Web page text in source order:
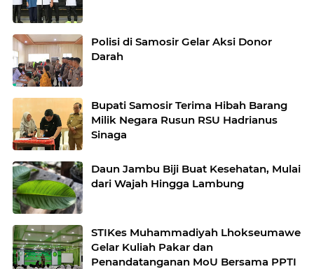
Polisi di Samosir Gelar Aksi Donor
Darah
Bupati Samosir Terima Hibah Barang
Milik Negara Rusun RSU Hadrianus
Sinaga
Daun Jambu Biji Buat Kesehatan, Mulai
dari Wajah Hingga Lambung
STIKes Muhammadiyah Lhokseumawe
Gelar Kuliah Pakar dan
Penandatanganan MoU Bersama PPTI